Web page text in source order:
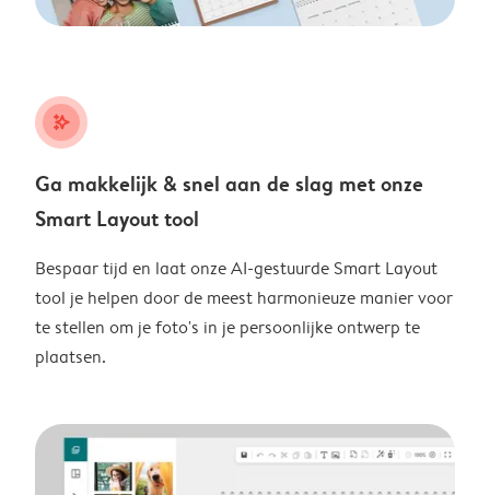
stars_plus
Ga makkelijk & snel aan de slag met onze
Smart Layout tool
Bespaar tijd en laat onze AI-gestuurde Smart Layout
tool je helpen door de meest harmonieuze manier voor
te stellen om je foto's in je persoonlijke ontwerp te
plaatsen.